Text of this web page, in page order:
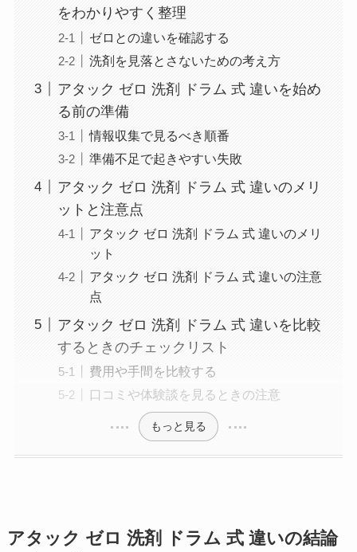
をわかりやすく整理
ゼロとの違いを確認する
洗剤を見落とさないための考え方
アタック ゼロ 洗剤 ドラム 式 違いを始め
る前の準備
情報収集で見るべき順番
準備不足で起きやすい失敗
アタック ゼロ 洗剤 ドラム 式 違いのメリ
ットと注意点
アタック ゼロ 洗剤 ドラム 式 違いのメリ
ット
アタック ゼロ 洗剤 ドラム 式 違いの注意
点
アタック ゼロ 洗剤 ドラム 式 違いを比較
するときのチェックリスト
費用や手間を比較する
口コミや体験談を見るときの注意
もっと見る
アタック ゼロ 洗剤 ドラム 式 違いの結論